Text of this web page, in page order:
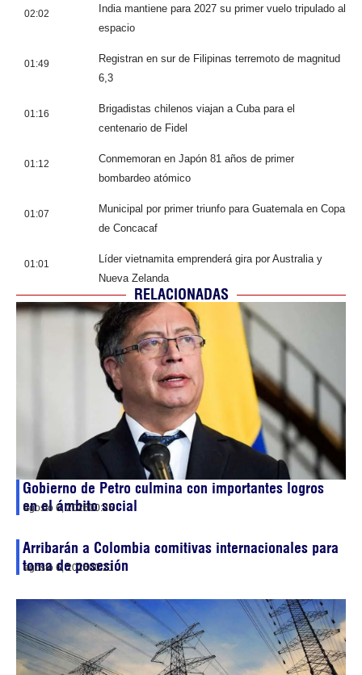
02:02
India mantiene para 2027 su primer vuelo tripulado al
espacio
01:49
Registran en sur de Filipinas terremoto de magnitud
6,3
01:16
Brigadistas chilenos viajan a Cuba para el
centenario de Fidel
01:12
Conmemoran en Japón 81 años de primer
bombardeo atómico
01:07
Municipal por primer triunfo para Guatemala en Copa
de Concacaf
01:01
Líder vietnamita emprenderá gira por Australia y
Nueva Zelanda
RELACIONADAS
Gobierno de Petro culmina con importantes logros
en el ámbito social
agosto 6, 202600:25
Arribarán a Colombia comitivas internacionales para
toma de posesión
agosto 6, 202600:21